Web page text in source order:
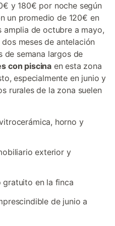
y 180€ por noche según
un promedio de 120€ en
amplia de octubre a mayo,
meses de antelación
de semana largos de
con piscinaen esta zona
especialmente en junio y
rurales de la zona suelen
horno y
exterior y
en la finca
de junio a